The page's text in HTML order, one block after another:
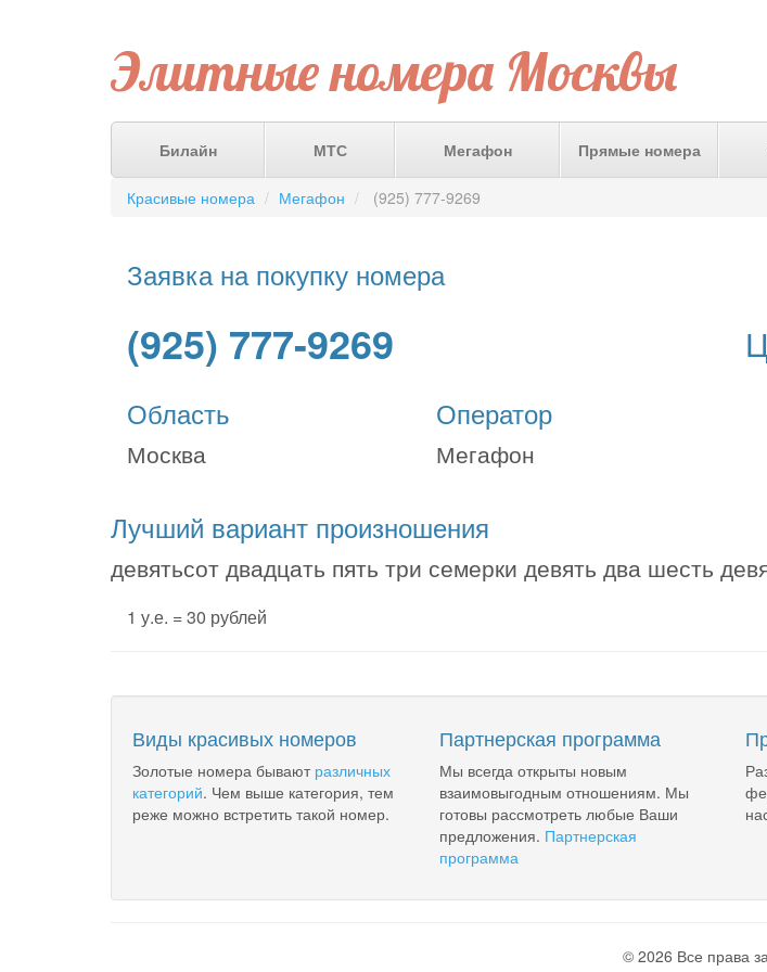
Элитные номера Москвы
Билайн МТС Мегафон Прямые номера
Красивые номера Мегафон (925) 777-9269
Заявка на покупку номера
(925) 777-9269
Область
Москва
Оператор
Мегафон
Лучший вариант произношения
девятьсот двадцать пять три семерки девять два шесть
1 у.е. = 30 рублей
Виды красивых номеров
Золотые номера бывают различных
категорий. Чем выше категория, тем
реже можно встретить такой номер.
Партнерская программа
Мы всегда открыты новым
взаимовыгодным отношениям. Мы
готовы рассмотреть любые Ваши
предложения. Партнерская
программа
© 2026 Все права